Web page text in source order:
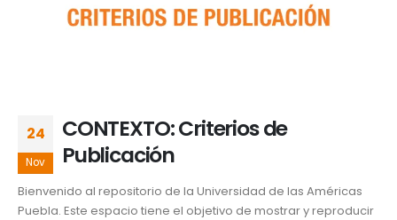
24
Nov
CONTEXTO: Criterios de
Publicación
Bienvenido al repositorio de la Universidad de las Américas
Puebla. Este espacio tiene el objetivo de mostrar y reproducir